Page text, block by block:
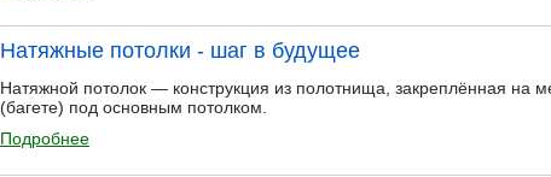
Натяжные потолки - шаг в будущее
Натяжной потолок — конструкция из полотнища, закреплённая
(багете) под основным потолком.
Подробнее